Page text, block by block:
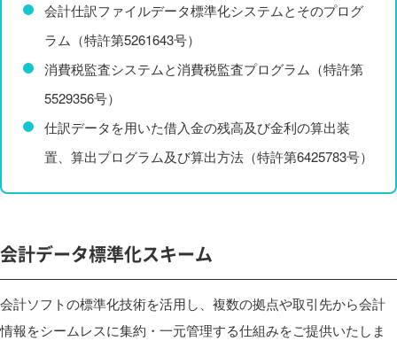
会計仕訳ファイルデータ標準化システムとそのプログ
ラム（特許第5261643号）
消費税監査システムと消費税監査プログラム（特許第
5529356号）
仕訳データを用いた借入金の残高及び金利の算出装
置、算出プログラム及び算出方法（特許第6425783号）
会計データ標準化スキーム
会計ソフトの標準化技術を活用し、複数の拠点や取引先から会計
情報をシームレスに集約・一元管理する仕組みをご提供いたしま